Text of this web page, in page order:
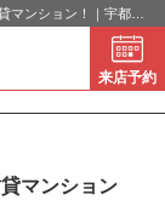
グラン 和 (10.8万円) 栃木県宇都宮市塙田４丁目の10.8万円賃貸マンション！｜宇都宮不動産
来店予約
マンション